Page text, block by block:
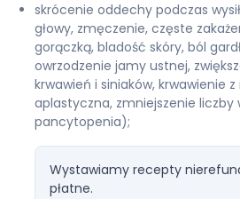
skrócenie oddechy podczas
głowy, zmęczenie, częste
gorączką, bladość skóry, ból
owrzodzenie jamy ustnej,
krwawień i siniaków, krwawienie z
aplastyczna, zmniejszenie liczby
pancytopenia);
Wystawiamy recepty
płatne.